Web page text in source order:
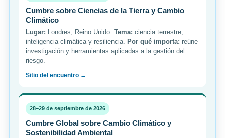
Cumbre sobre Ciencias de la Tierra y Cambio
Climático
Lugar: Londres, Reino Unido. Tema: ciencia terrestre,
inteligencia climática y resiliencia. Por qué importa: reúne
investigación y herramientas aplicadas a la gestión del
riesgo.
Sitio del encuentro →
28–29 de septiembre de 2026
Cumbre Global sobre Cambio Climático y
Sostenibilidad Ambiental